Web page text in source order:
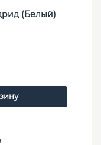
(Белый)